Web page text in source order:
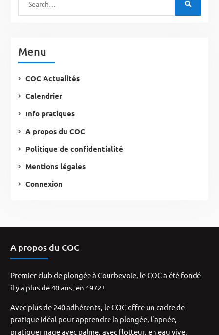
Menu
COC Actualités
Calendrier
Info pratiques
A propos du COC
Politique de confidentialité
Mentions légales
Connexion
A propos du COC
Premier club de plongée à Courbevoie, le COC a été fondé
il y a plus de 40 ans, en 1972 !
Avec plus de 240 adhérents, le COC offre un cadre de
pratique idéal pour apprendre la plongée, l’apnée,
pratiquer nage avec palme, avec flotteur, en eau vive,